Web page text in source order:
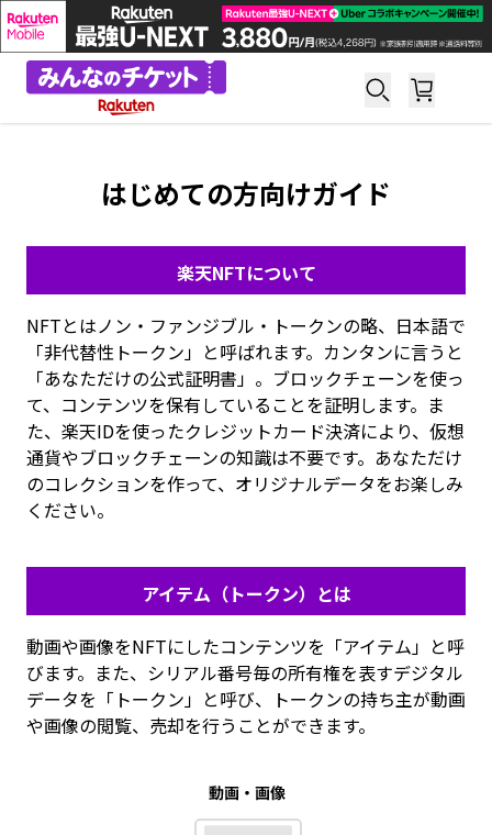
はじめての方向けガイド
楽天NFTについて
NFTとはノン・ファンジブル・トークンの略、日本語で
「非代替性トークン」と呼ばれます。カンタンに言うと
「あなただけの公式証明書」。ブロックチェーンを使っ
て、コンテンツを保有していることを証明します。ま
た、楽天IDを使ったクレジットカード決済により、仮想
通貨やブロックチェーンの知識は不要です。あなただけ
のコレクションを作って、オリジナルデータをお楽しみ
ください。
アイテム（トークン）とは
動画や画像をNFTにしたコンテンツを「アイテム」と呼
びます。また、シリアル番号毎の所有権を表すデジタル
データを「トークン」と呼び、トークンの持ち主が動画
や画像の閲覧、売却を行うことができます。